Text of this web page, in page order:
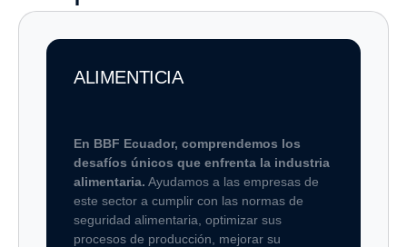
ALIMENTICIA
En BBF Ecuador, comprendemos los
desafíos únicos que enfrenta la industria
alimentaria. Ayudamos a las empresas de
este sector a cumplir con las normas de
seguridad alimentaria, optimizar sus
procesos de producción, mejorar su